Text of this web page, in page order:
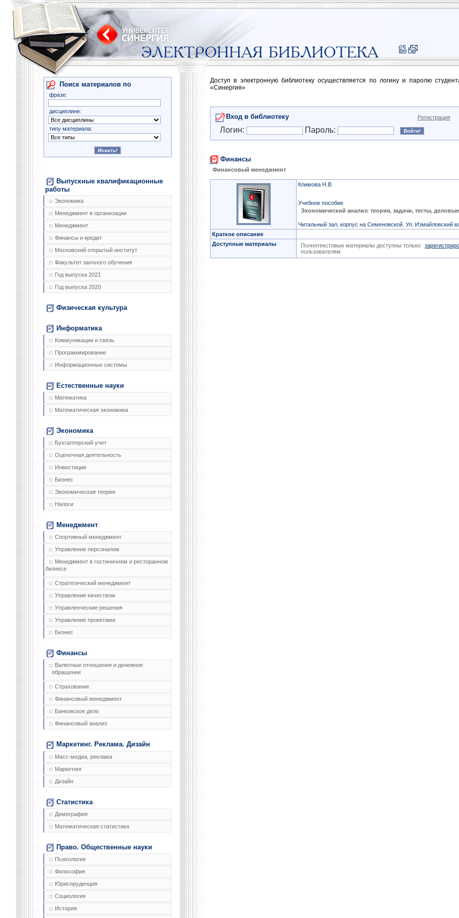
Поиск материалов по
фразе:
дисциплине:
типу материала:
Выпускные квалификационные
работы
Экономика
Менеджмент в организации
Менеджмент
Финансы и кредит
Московский открытый институт
Факультет заочного обучения
Год выпуска 2021
Год выпуска 2020
Физическая культура
Информатика
Коммуникации и связь
Программирование
Информационные системы
Естественные науки
Математика
Математическая экономика
Экономика
Бухгалтерский учет
Оценочная деятельность
Инвестиции
Бизнес
Экономическая теория
Налоги
Менеджмент
Спортивный менеджмент
Управление персоналом
Менеджмент в гостиничном и ресторанном
бизнесе
Стратегический менеджмент
Управление качеством
Управленческие решения
Управление проектами
Бизнес
Финансы
Валютные отношения и денежное
обращение
Страхование
Финансовый менеджмент
Банковское дело
Финансовый анализ
Маркетинг. Реклама. Дизайн
Масс-медиа, реклама
Маркетинг
Дизайн
Статистика
Демография
Математическая статистика
Право. Общественные науки
Психология
Философия
Юриспруденция
Социология
История
Доступ в электронную библиотеку осуществляется по логину и паролю
«Синергия»
Вход в библиотеку Регистрация
Логин: Пароль:
Финансы
Финансовый менеджмент
Климова Н.В.
Учебное пособие
Экономический анализ: теория, задачи, тесты,
Читальный зал, корпус на Семеновской. Ул. Измайловский
Краткое описание
Доступные материалы
Полнотекстовые материалы доступны только
пользователям